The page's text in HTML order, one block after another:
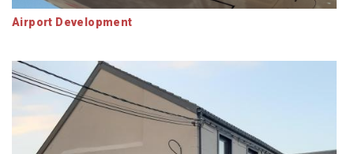
Airport Development